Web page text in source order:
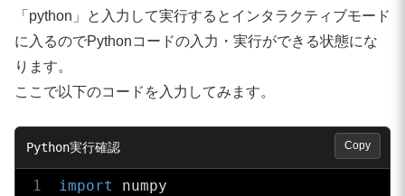
「python」と入力して実行するとインタラクティブモード
に入るのでPythonコードの入力・実行ができる状態にな
ります。
ここで以下のコードを入力してみます。
import
numpy
Copy